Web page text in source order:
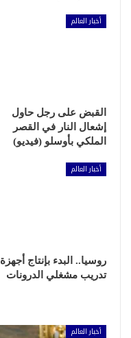
أخبار العالم
القبض على رجل حاول
إشعال النار في القصر
الملكي بأوسلو (فيديو)
أخبار العالم
روسيا.. البدء بإنتاج أجهزة
تدريب مشغلي الدرونات
أخبار العالم